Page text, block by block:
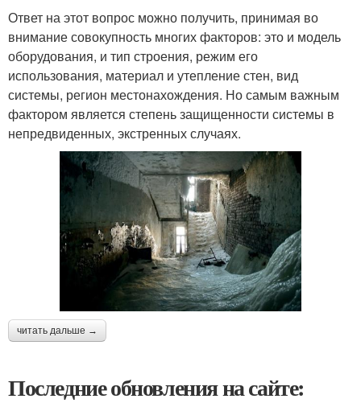
Ответ на этот вопрос можно получить, принимая во
внимание совокупность многих факторов: это и модель
оборудования, и тип строения, режим его
использования, материал и утепление стен, вид
системы, регион местонахождения. Но самым важным
фактором является степень защищенности системы в
непредвиденных, экстренных случаях.
читать дальше →
Последние обновления на сайте: